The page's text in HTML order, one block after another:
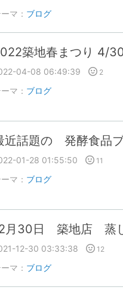
マ： ブログ
築地春まつり 4/
04-08 06:49:39 2
マ： ブログ
近話題の 発酵食品
01-28 01:55:50 11
マ： ブログ
月30日 築地店 蒸
12-30 03:33:38 12
マ： ブログ